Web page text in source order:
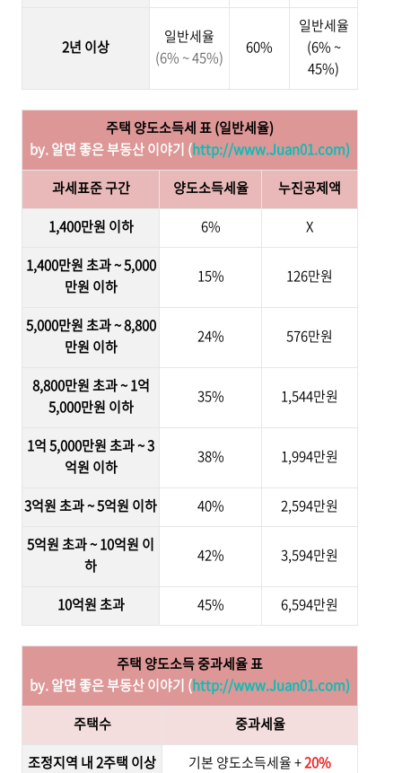
2년 이상
일반세율
(6% ~ 45%)
60%
일반세율
(6% ~
45%)
주택 양도소득세 표 (일반세율)
by. 알면 좋은 부동산 이야기 (http://www.Juan01.com)
과세표준 구간
양도소득세율
누진공제액
1,400만원 이하
6%
X
1,400만원 초과 ~ 5,000
만원 이하
15% 126만원
5,000만원 초과 ~ 8,800
만원 이하
24% 576만원
8,800만원 초과 ~ 1억
5,000만원 이하
35% 1,544만원
1억 5,000만원 초과 ~ 3
억원 이하
38% 1,994만원
3억원 초과 ~ 5억원 이하 40%
2,594만원
5억원 초과 ~ 10억원 이
하
42% 3,594만원
10억원 초과 45% 6,594만원
주택 양도소득 중과세율 표
by. 알면 좋은 부동산 이야기 (http://www.Juan01.com)
주택수
중과세율
조정지역 내 2주택 이상
기본 양도소득세율 +20%